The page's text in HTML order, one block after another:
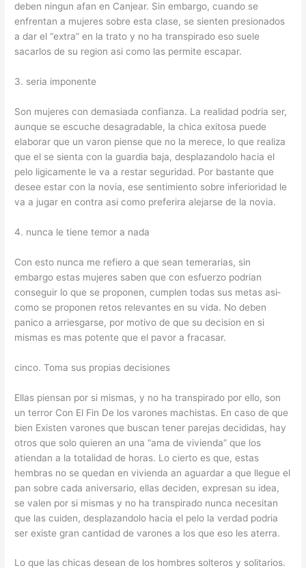
deben ningun afan en Canjear. Sin embargo, cuando se
enfrentan a mujeres sobre esta clase, se sienten presionados
a dar el “extra” en la trato y no ha transpirado eso suele
sacarlos de su region asi­ como las permite escapar.
3. seri­a imponente
Son mujeres con demasiada confianza. La realidad podri­a ser,
aunque se escuche desagradable, la chica exitosa puede
elaborar que un varon piense que no la merece, lo que realiza
que el se sienta con la guardia baja, desplazandolo hacia el
pelo ligicamente le va a restar seguridad. Por bastante que
desee estar con la novia, ese sentimiento sobre inferioridad le
va a jugar en contra asi­ como preferira alejarse de la novia.
4. nunca le tiene temor a nada
Con esto nunca me refiero a que sean temerarias, sin
embargo estas mujeres saben que con esfuerzo podri­an
conseguir lo que se proponen, cumplen todas sus metas asi­
como se proponen retos relevantes en su vida. No deben
panico a arriesgarse, por motivo de que su decision en si
mismas es mas potente que el pavor a fracasar.
cinco. Toma sus propias decisiones
Ellas piensan por si mismas, y no ha transpirado por ello, son
un terror Con El Fin De los varones machistas. En caso de que
bien Existen varones que buscan tener parejas decididas, hay
otros que solo quieren an una “ama de vivienda” que los
atiendan a la totalidad de horas. Lo cierto es que, estas
hembras no se quedan en vivienda an aguardar a que llegue el
pan sobre cada aniversario, ellas deciden, expresan su idea,
se valen por si mismas y no ha transpirado nunca necesitan
que las cuiden, desplazandolo hacia el pelo la verdad podri­a
ser existe gran cantidad de varones a los que eso les aterra.
Lo que las chicas desean de los hombres solteros y solitarios.